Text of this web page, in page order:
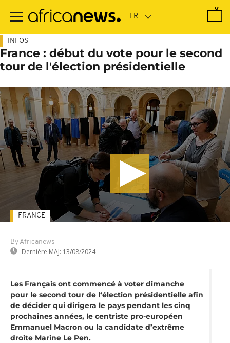
contenu
INFOS
France : début du vote pour le second
tour de l'élection présidentielle
By Africanews
Dernière MAJ: 13/08/2024
FRANCE
Les Français ont commencé à voter dimanche
pour le second tour de l‘élection présidentielle afin
de décider qui dirigera le pays pendant les cinq
prochaines années, le centriste pro-européen
Emmanuel Macron ou la candidate d’extrême
droite Marine Le Pen.